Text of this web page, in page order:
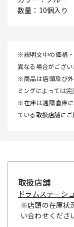
数量：10個入り
※説明文中の価格
異なる場合がござい
※商品は店頭及び
ミングによっては完
※在庫は遠隔倉庫
ている取扱店舗にご
取扱店舗
ドラムステーシ
※店頭の在庫状
い合わせくださ